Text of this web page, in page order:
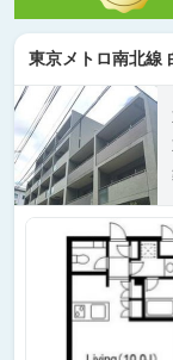
東京メトロ南北線